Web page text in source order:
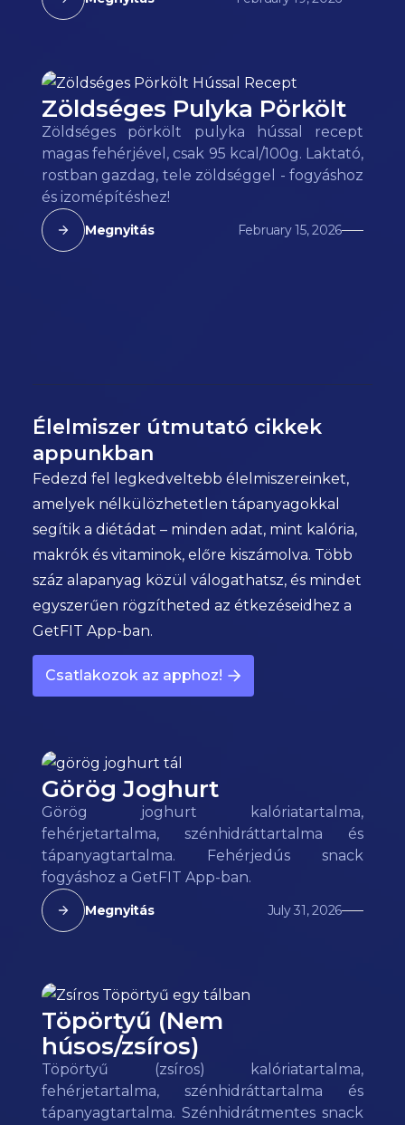
Zöldséges Pulyka Pörkölt
Zöldséges pörkölt pulyka hússal recept
magas fehérjével, csak 95 kcal/100g. Laktató,
rostban gazdag, tele zöldséggel - fogyáshoz
és izomépítéshez!
Megnyitás February 15, 2026
Élelmiszer útmutató cikkek
appunkban
Fedezd fel legkedveltebb élelmiszereinket,
amelyek nélkülözhetetlen tápanyagokkal
segítik a diétádat – minden adat, mint kalória,
makrók és vitaminok, előre kiszámolva. Több
száz alapanyag közül válogathatsz, és mindet
egyszerűen rögzítheted az étkezéseidhez a
GetFIT App-ban.
Csatlakozok az apphoz!
Görög Joghurt
Görög joghurt kalóriatartalma,
fehérjetartalma, szénhidráttartalma és
tápanyagtartalma. Fehérjedús snack
fogyáshoz a GetFIT App-ban.
Megnyitás July 31, 2026
Töpörtyű (Nem
húsos/zsíros)
Töpörtyű (zsíros) kalóriatartalma,
fehérjetartalma, szénhidráttartalma és
tápanyagtartalma. Szénhidrátmentes snack